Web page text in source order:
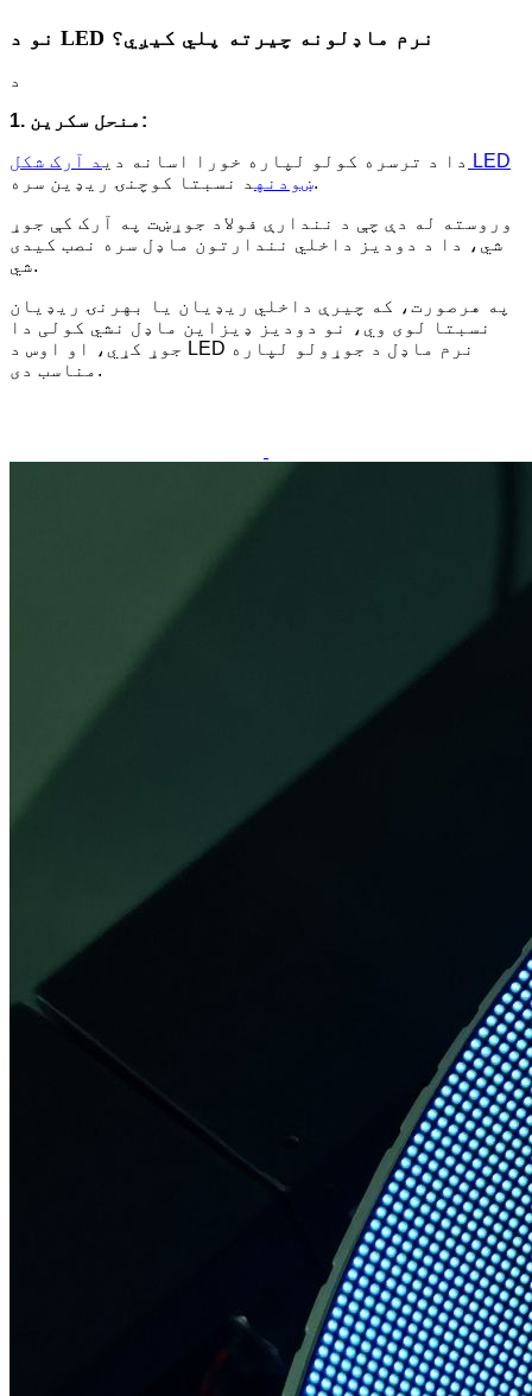
نو د LED نرم ماډلونه چیرته پلي کیږي؟
د
1. منحل سکرین:
دا د ترسره کولو لپاره خورا اسانه دی د آرک شکل LED
ښودنهد نسبتا کوچنۍ ریډین سره.
وروسته له دې چې د نندارې فولاد جوړښت په آرک کې جوړ
شي، دا د دودیز داخلي نندارتون ماډل سره نصب کیدی
شي.
په هرصورت، که چیرې داخلي ریډیان یا بهرنۍ ریډیان
نسبتا لوی وي، نو دودیز ډیزاین ماډل نشي کولی دا
جوړ کړي، او اوس د LED نرم ماډل د جوړولو لپاره
مناسب دی.